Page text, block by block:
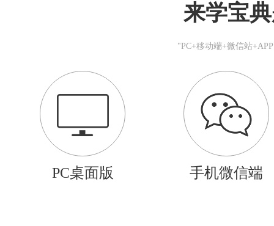
来学宝
"PC+移动端+微信站
PC桌面版 手机微信端